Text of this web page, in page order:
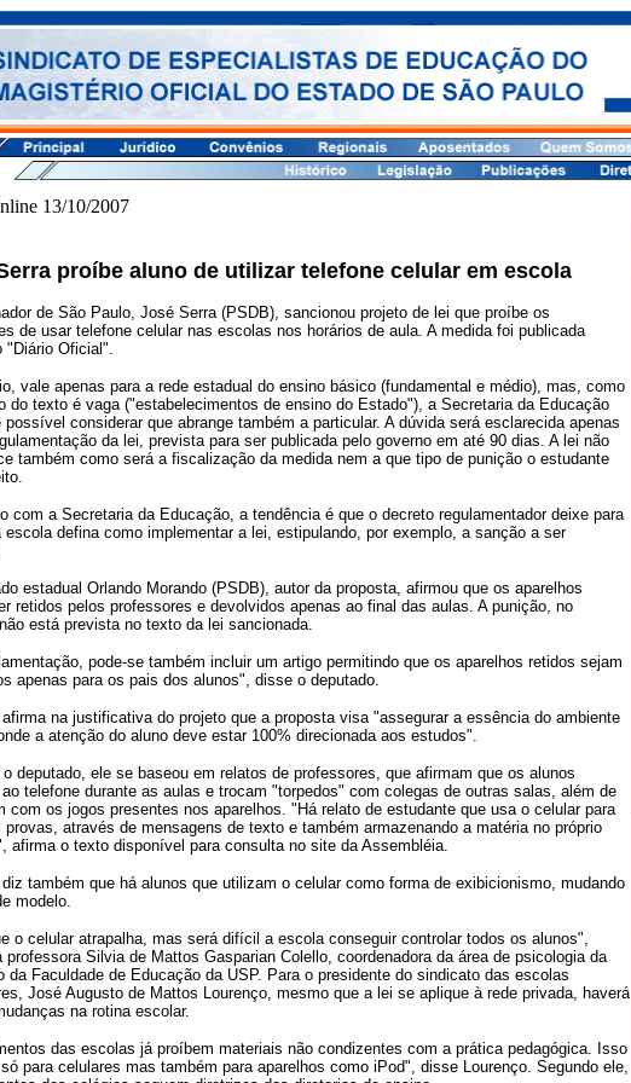
13/10/2007
proíbe aluno de utilizar telefone celular em escola
de São Paulo, José Serra (PSDB), sancionou projeto de lei que proíbe os
de usar telefone celular nas escolas nos horários de aula. A medida foi publicada
"Diário Oficial".
vale apenas para a rede estadual do ensino básico (fundamental e médio), mas, como
do texto é vaga ("estabelecimentos de ensino do Estado"), a Secretaria da Educação
possível considerar que abrange também a particular. A dúvida será esclarecida apenas
da lei, prevista para ser publicada pelo governo em até 90 dias. A lei não
também como será a fiscalização da medida nem a que tipo de punição o estudante
com a Secretaria da Educação, a tendência é que o decreto regulamentador deixe para
escola defina como implementar a lei, estipulando, por exemplo, a sanção a ser
estadual Orlando Morando (PSDB), autor da proposta, afirmou que os aparelhos
retidos pelos professores e devolvidos apenas ao final das aulas. A punição, no
está prevista no texto da lei sancionada.
pode-se também incluir um artigo permitindo que os aparelhos retidos sejam
apenas para os pais dos alunos", disse o deputado.
afirma na justificativa do projeto que a proposta visa "assegurar a essência do ambiente
a atenção do aluno deve estar 100% direcionada aos estudos".
o deputado, ele se baseou em relatos de professores, que afirmam que os alunos
telefone durante as aulas e trocam "torpedos" com colegas de outras salas, além de
com os jogos presentes nos aparelhos. "Há relato de estudante que usa o celular para
provas, através de mensagens de texto e também armazenando a matéria no próprio
afirma o texto disponível para consulta no site da Assembléia.
diz também que há alunos que utilizam o celular como forma de exibicionismo, mudando
modelo.
o celular atrapalha, mas será difícil a escola conseguir controlar todos os alunos",
professora Silvia de Mattos Gasparian Colello, coordenadora da área de psicologia da
da Faculdade de Educação da USP. Para o presidente do sindicato das escolas
José Augusto de Mattos Lourenço, mesmo que a lei se aplique à rede privada, haverá
na rotina escolar.
das escolas já proíbem materiais não condizentes com a prática pedagógica. Isso
para celulares mas também para aparelhos como iPod", disse Lourenço. Segundo ele,